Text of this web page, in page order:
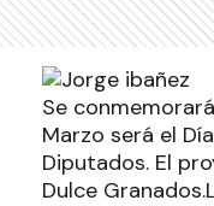
Se
Marzo será el
Diputados. El
Dulce